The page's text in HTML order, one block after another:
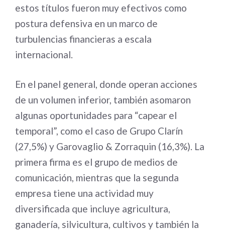
estos títulos fueron muy efectivos como
postura defensiva en un marco de
turbulencias financieras a escala
internacional.
En el panel general, donde operan acciones
de un volumen inferior, también asomaron
algunas oportunidades para “capear el
temporal”, como el caso de Grupo Clarín
(27,5%) y Garovaglio & Zorraquin (16,3%). La
primera firma es el grupo de medios de
comunicación, mientras que la segunda
empresa tiene una actividad muy
diversificada que incluye agricultura,
ganadería, silvicultura, cultivos y también la